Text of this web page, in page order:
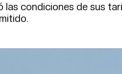
las condiciones de sus